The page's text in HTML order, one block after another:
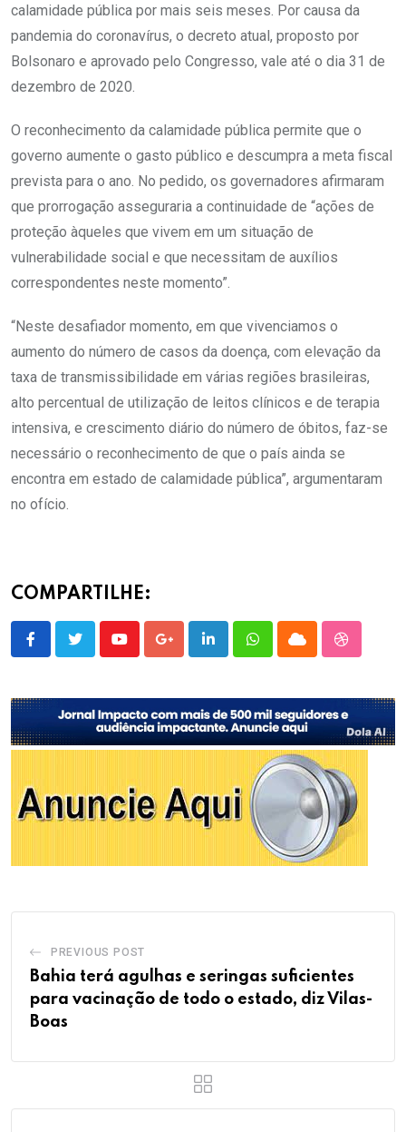
calamidade pública por mais seis meses. Por causa da
pandemia do coronavírus, o decreto atual, proposto por
Bolsonaro e aprovado pelo Congresso, vale até o dia 31 de
dezembro de 2020.
O reconhecimento da calamidade pública permite que o
governo aumente o gasto público e descumpra a meta fiscal
prevista para o ano. No pedido, os governadores afirmaram
que prorrogação asseguraria a continuidade de “ações de
proteção àqueles que vivem em um situação de
vulnerabilidade social e que necessitam de auxílios
correspondentes neste momento”.
“Neste desafiador momento, em que vivenciamos o
aumento do número de casos da doença, com elevação da
taxa de transmissibilidade em várias regiões brasileiras,
alto percentual de utilização de leitos clínicos e de terapia
intensiva, e crescimento diário do número de óbitos, faz-se
necessário o reconhecimento de que o país ainda se
encontra em estado de calamidade pública”, argumentaram
no ofício.
COMPARTILHE:
YoutubeGoogle+LinkedInWhatsappCloud
PREVIOUS POST
Bahia terá agulhas e seringas suficientes
para vacinação de todo o estado, diz Vilas-
Boas